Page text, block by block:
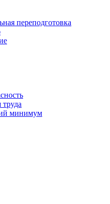
переподготовка
минимум